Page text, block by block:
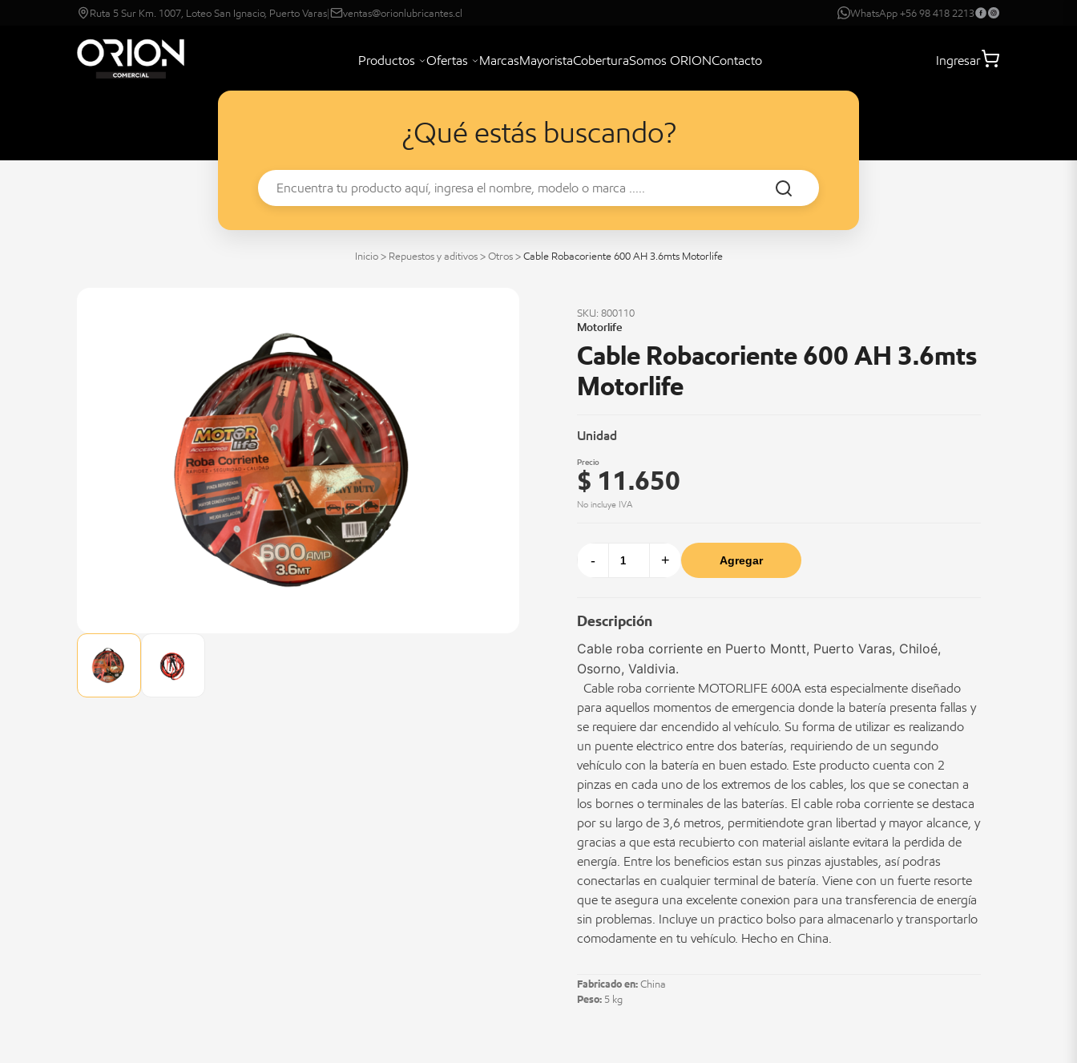
Ruta 5 Sur Km. 1007, Loteo San Ignacio, Puerto Varas| ventas@orionlubricantes.cl WhatsApp +56 98 418 2213
Productos Ofertas MarcasMayoristaCoberturaSomos ORIONContacto Ingresar
¿Qué estás buscando?
Inicio > Repuestos y aditivos > Otros > Cable Robacoriente 600 AH 3.6mts Motorlife
SKU: 800110
Motorlife
Cable Robacoriente 600 AH 3.6mts
Motorlife
Unidad
Precio
$ 11.650
No incluye IVA
- + Agregar
Descripción
Cable roba corriente en Puerto Montt, Puerto Varas, Chiloé,
Osorno, Valdivia.
Cable roba corriente MOTORLIFE 600A está especialmente diseñado
para aquellos momentos de emergencia donde la batería presenta fallas y
se requiere dar encendido al vehículo. Su forma de utilizar es realizando
un puente eléctrico entre dos baterías, requiriendo de un segundo
vehículo con la batería en buen estado. Este producto cuenta con 2
pinzas en cada uno de los extremos de los cables, los que se conectan a
los bornes o terminales de las baterías. El cable roba corriente se destaca
por su largo de 3,6 metros, permitiéndote gran libertad y mayor alcance, y
gracias a que está recubierto con material aislante evitará la pérdida de
energía. Entre los beneficios están sus pinzas ajustables, así podrás
conectarlas en cualquier terminal de batería. Viene con un fuerte resorte
que te asegura una excelente conexión para una transferencia de energía
sin problemas. Incluye un práctico bolso para almacenarlo y transportarlo
cómodamente en tu vehículo. Hecho en China.
Fabricado en: China
Peso: 5 kg